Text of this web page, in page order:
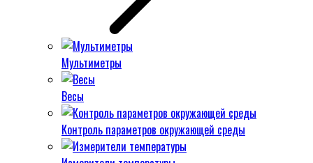
Мультиметры
Весы
Контроль параметров окружающей среды